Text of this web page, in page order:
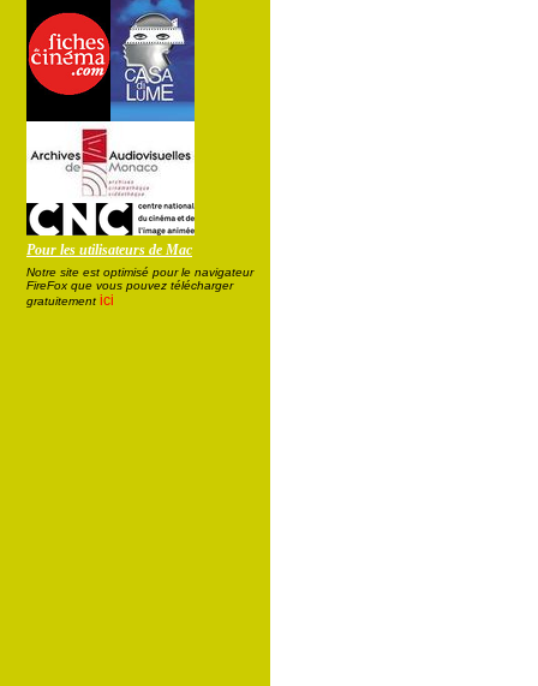
Pour les utilisateurs de Mac
Notre site est optimisé pour le navigateur
FireFox que vous pouvez télécharger
gratuitement ici